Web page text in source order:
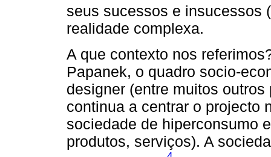
seus sucessos e insucessos (
realidade complexa.
A que contexto nos
Papanek, o quadro socio-
designer (entre muitos
continua a centrar o projecto
sociedade de hiperconsumo
produtos, serviços). A